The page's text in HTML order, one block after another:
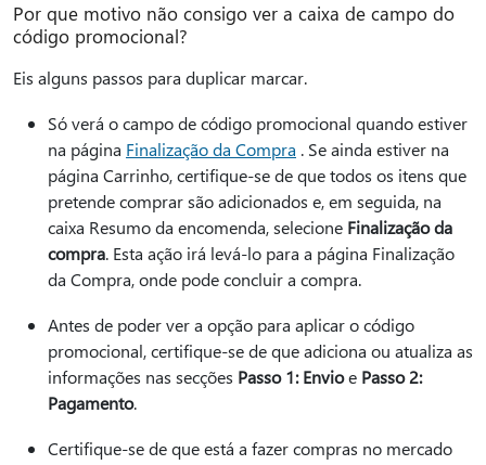
Por que motivo não consigo ver a caixa de campo do
código promocional?
Eis alguns passos para duplicar marcar.
Só verá o campo de código promocional quando estiver
na página Finalização da Compra . Se ainda estiver na
página Carrinho, certifique-se de que todos os itens que
pretende comprar são adicionados e, em seguida, na
caixa Resumo da encomenda, selecione Finalização da
compra. Esta ação irá levá-lo para a página Finalização
da Compra, onde pode concluir a compra.
Antes de poder ver a opção para aplicar o código
promocional, certifique-se de que adiciona ou atualiza as
informações nas secções Passo 1: Envioe Passo 2:
Pagamento.
Certifique-se de que está a fazer compras no mercado